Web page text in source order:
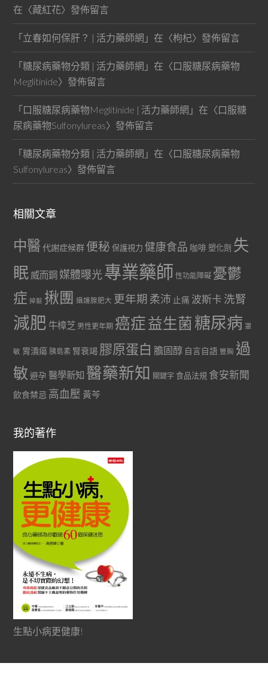
在〈藏紅花〉發佈留言
「立春如何保肝？ | 活力藥師網 」在〈枸杞〉發佈留言
「糖尿病藥物分類 | 活力藥師網 」在〈口服糖尿病藥物
Meglitinide〉發佈留言
「口服糖尿病藥物Meglitinide | 活力藥師網 」在〈口服糖
尿病藥物Sulfonylureas〉發佈留言
「糖尿病藥物分類 | 活力藥師網 」在〈口服糖尿病藥物
Sulfonylureas〉發佈留言
相關文章
中醫代謝症候群 便秘 保護視力 健康食品 咖啡 塑化劑 失
眠 威而鋼 媒體曝光專業藥師 性功能障礙 憂鬱
症 掉髮 揪團 攝護腺肥大 更年期 柔沛 止痛 波斯卡 洗腎
減肥 牛樟芝 男性更年期 癌症益生菌 糖尿病 罩
敏 胃潰瘍 胰島素 腎衰竭 膠原蛋白 膽固醇 自言自語 豐胸 過
敏 避孕 醫學新知 醫藥新知 關鍵字 食品法規 食安新聞
飲食禁忌 高血壓 黃芩
我的著作
生點小病更健康!